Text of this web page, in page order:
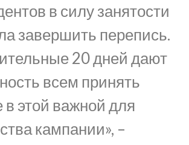
в силу занятости
завершить перепись.
20 дней дают
всем принять
в этой важной для
кампании», –